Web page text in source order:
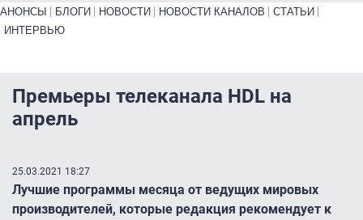
Primary links bottom
АНОНСЫ БЛОГИ НОВОСТИ НОВОСТИ КАНАЛОВ
СТАТЬИ
ИНТЕРВЬЮ
Премьеры телеканала HDL на
апрель
25.03.2021 18:27
Лучшие программы месяца от ведущих мировых
производителей, которые редакция рекомендует к